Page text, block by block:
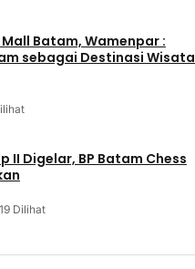
Mall Batam, Wamenpar :
sebagai Destinasi Wisata
II Digelar, BP Batam Chess
Dilihat